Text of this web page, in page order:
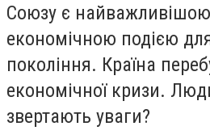
Союзу є
економічною подією
покоління. Країна
економічної кризи.
звертають уваги?